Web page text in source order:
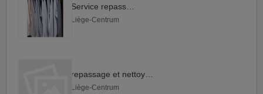
Liège-Centrum
Liège-Centrum